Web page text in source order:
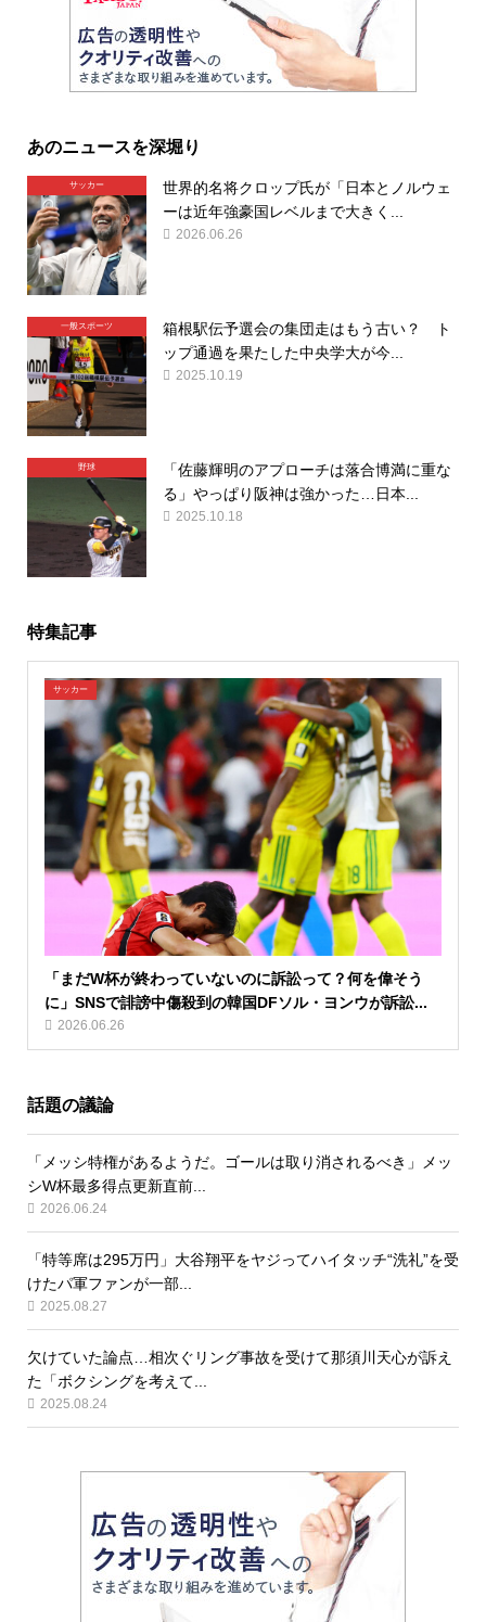
あのニュースを深堀り
サッカー
世界的名将クロップ氏が「日本とノルウェ
ーは近年強豪国レベルまで大きく...
2026.06.26
一般スポーツ
箱根駅伝予選会の集団走はもう古い？ ト
ップ通過を果たした中央学大が今...
2025.10.19
野球
「佐藤輝明のアプローチは落合博満に重な
る」やっぱり阪神は強かった…日本...
2025.10.18
特集記事
サッカー
「まだW杯が終わっていないのに訴訟って？何を偉そう
に」SNSで誹謗中傷殺到の韓国DFソル・ヨンウが訴訟...
2026.06.26
話題の議論
「メッシ特権があるようだ。ゴールは取り消されるべき」メッ
シW杯最多得点更新直前...
2026.06.24
「特等席は295万円」大谷翔平をヤジってハイタッチ“洗礼”を受
けたパ軍ファンが一部...
2025.08.27
欠けていた論点…相次ぐリング事故を受けて那須川天心が訴え
た「ボクシングを考えて...
2025.08.24